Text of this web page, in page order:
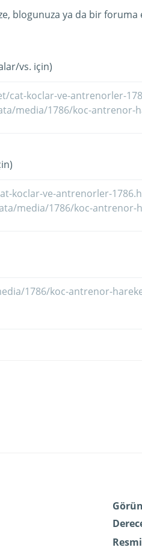
blogunuza ya da bir foruma
vs. için)